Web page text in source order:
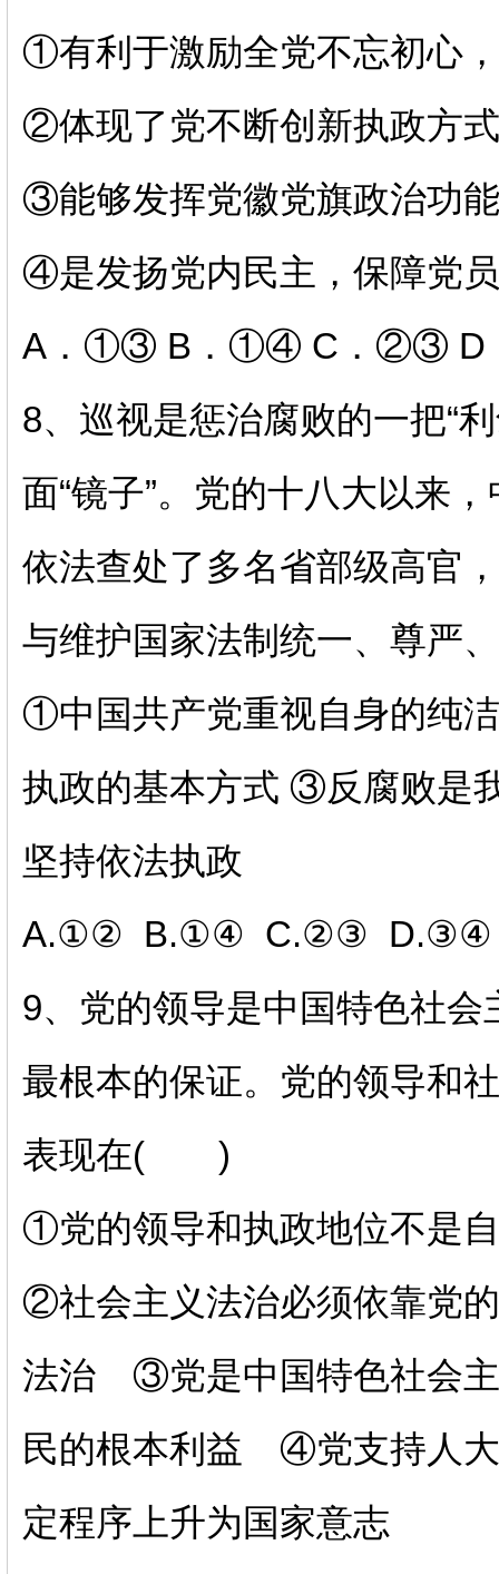
①有利于激励全党不忘初心
②体现了党不断创新执政方
③能够发挥党徽党旗政治功
④是发扬党内民主，保障党
A．①③ B．①④ C．②③
8、 巡视是惩治腐败的一把“
面“镜子”。党的十八大以来
依法查处了多名省部级高官
与维护国家法制统一、尊严
①中国共产党重视自身的纯
执政的基本方式 ③反腐败是
坚持依法执政
A.①② B.①④ C.②③ D.③④
9、 党的领导是中国特色社会
最根本的保证。党的领导和
表现在( )
①党的领导和执政地位不是
②社会主义法治必须依靠党
法治 ③党是中国特色社会
民的根本利益 ④党支持人
定程序上升为国家意志